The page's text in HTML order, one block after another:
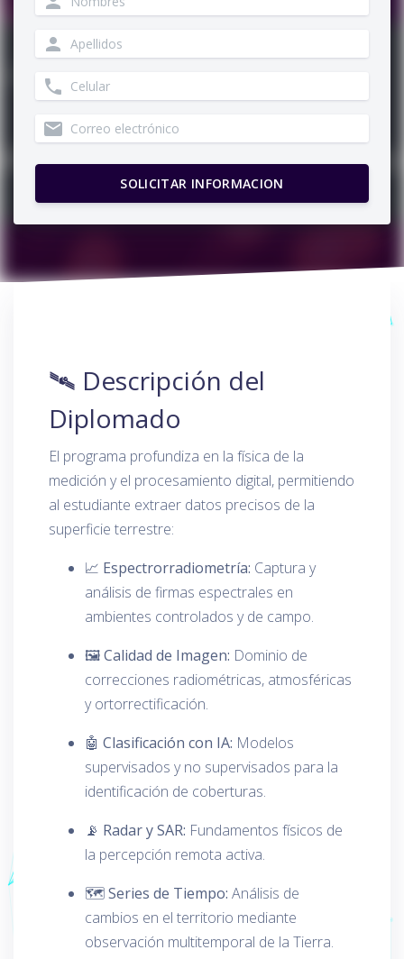
person
phone
email
🛰️ Descripción del
Diplomado
El programa profundiza en la física de la
medición y el procesamiento digital, permitiendo
al estudiante extraer datos precisos de la
superficie terrestre:
📈 Espectrorradiometría: Captura y
análisis de firmas espectrales en
ambientes controlados y de campo.
🖼️ Calidad de Imagen: Dominio de
correcciones radiométricas, atmosféricas
y ortorrectificación.
🤖 Clasificación con IA: Modelos
supervisados y no supervisados para la
identificación de coberturas.
📡 Radar y SAR: Fundamentos físicos de
la percepción remota activa.
🗺️ Series de Tiempo: Análisis de
cambios en el territorio mediante
observación multitemporal de la Tierra.